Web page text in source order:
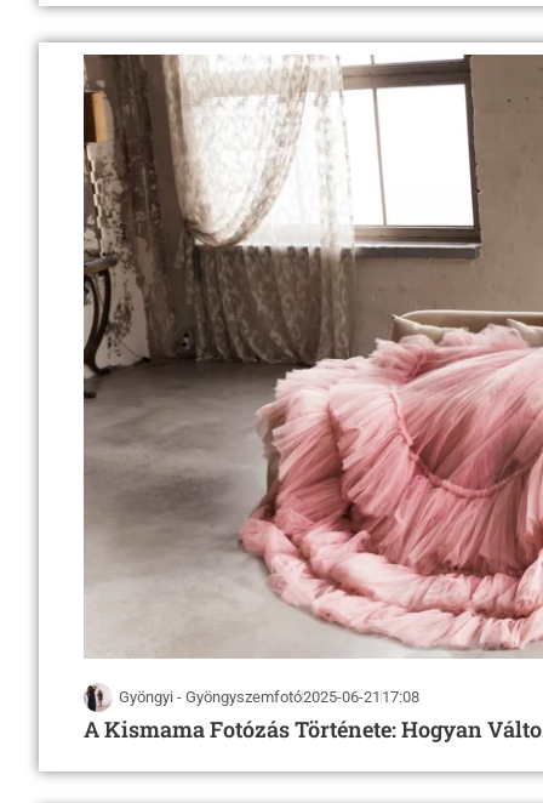
Gyöngyi - Gyöngyszemfotó2025-06-21 17:08
A Kismama Fotózás Története: Hogyan